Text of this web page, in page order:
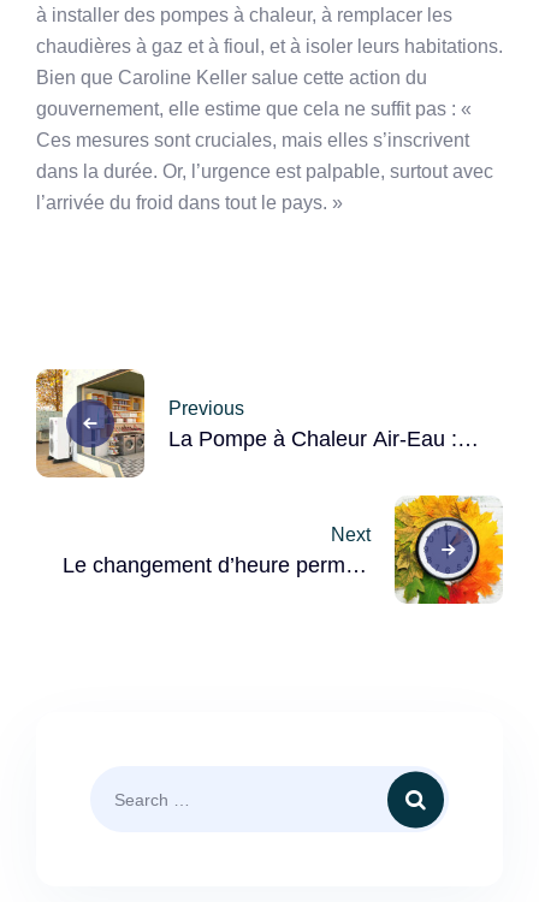
à installer des pompes à chaleur, à remplacer les
chaudières à gaz et à fioul, et à isoler leurs habitations.
Bien que Caroline Keller salue cette action du
gouvernement, elle estime que cela ne suffit pas : «
Ces mesures sont cruciales, mais elles s’inscrivent
dans la durée. Or, l’urgence est palpable, surtout avec
l’arrivée du froid dans tout le pays. »
Post
navigation
Previous
La Pompe à Chaleur Air-Eau :
Next
Le changement d’heure permet-